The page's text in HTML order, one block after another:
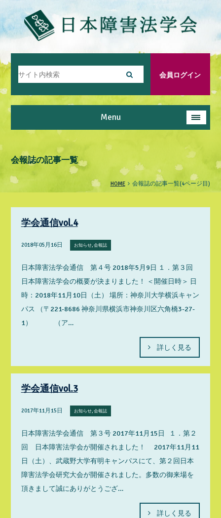
会員ログイン
Menu
会報誌の記事一覧
HOME 会報誌の記事一覧(4ページ目)
学会通信vol.4
2018年05月16日 お知らせ, 会報誌
日本障害法学会通信 第４号 2018年5月9日 １．第３回
日本障害法学会の概要が決まりました！ ＜開催日時＞ 日
時：2018年11月10日（土） 場所：神奈川大学横浜キャン
パス （〒221-8686 神奈川県横浜市神奈川区六角橋3-27-
1） （ア…
詳しく見る
学会通信vol.3
2017年11月15日 お知らせ, 会報誌
日本障害法学会通信 第３号 2017年11月15日 １．第２
回 日本障害法学会が開催されました！ 2017年11月11
日（土）、武蔵野大学有明キャンパスにて、第２回日本
障害法学会研究大会が開催されました。多数の御来場を
頂きまして誠にありがとうござ…
詳しく見る